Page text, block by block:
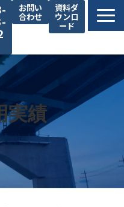
お問い
合わせ
資料ダ
ウンロ
ード
み
績
実績